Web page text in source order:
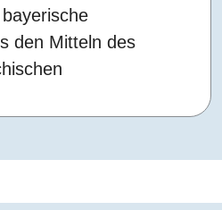
den Mitteln des